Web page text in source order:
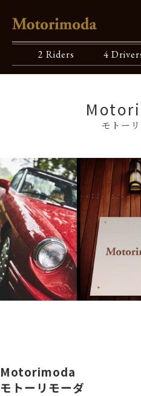
2 Riders 4
モトー
Motorimoda
モトーリモーダ